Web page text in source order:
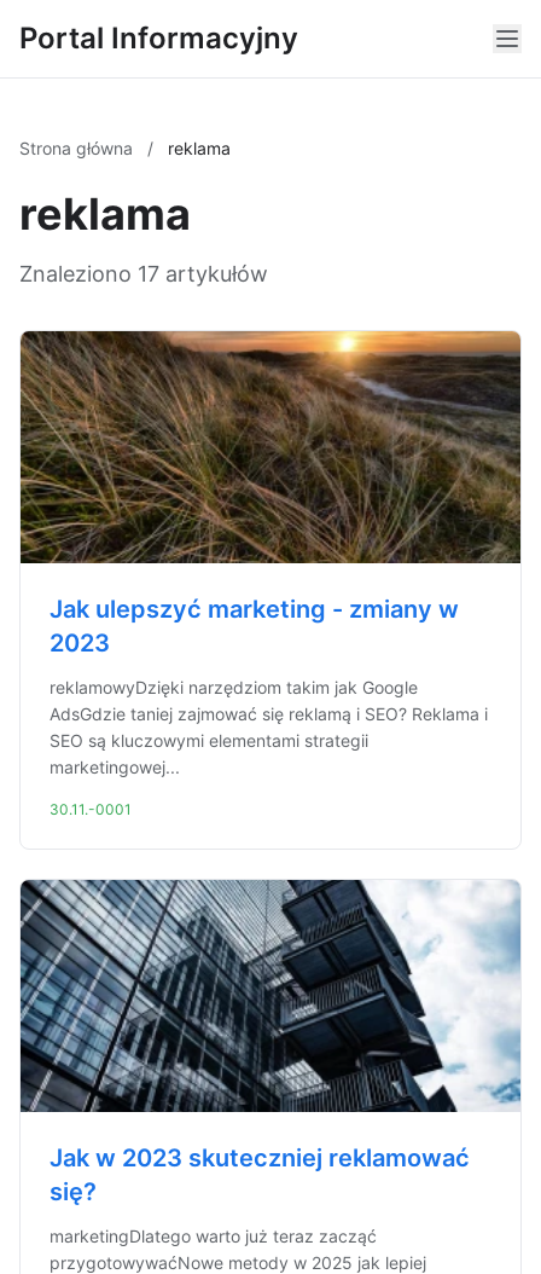
Portal Informacyjny
Strona główna / reklama
reklama
Znaleziono 17 artykułów
Jak ulepszyć marketing - zmiany w
2023
reklamowyDzięki narzędziom takim jak Google
AdsGdzie taniej zajmować się reklamą i SEO? Reklama i
SEO są kluczowymi elementami strategii
marketingowej...
30.11.-0001
Jak w 2023 skuteczniej reklamować
się?
marketingDlatego warto już teraz zacząć
przygotowywaćNowe metody w 2025 jak lepiej